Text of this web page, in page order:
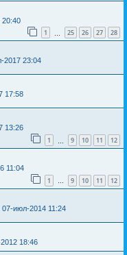
20:40
1 25 26 27 28
2017 23:04
17:58
13:26
1 9 10 11 12
11:04
1 … 9 10 11 12
07-июл-2014 11:24
18:46